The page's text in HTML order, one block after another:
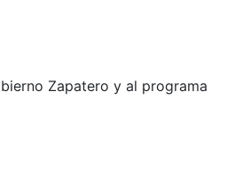
Zapatero y al programa